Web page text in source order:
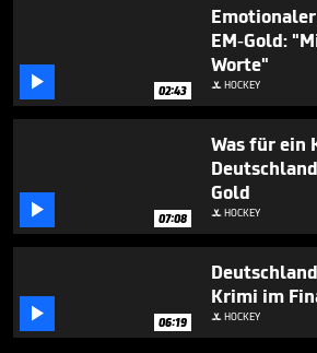
 02:43
EM-Gold:
Worte"
HOCKEY
 07:08
Was für ein
Gold
HOCKEY
 06:19
Krimi im
HOCKEY